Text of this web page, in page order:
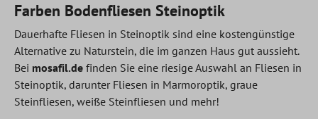
Farben Bodenfliesen Steinoptik
Dauerhafte Fliesen in Steinoptik sind eine kostengünstige
Alternative zu Naturstein, die im ganzen Haus gut aussieht.
Bei mosafil.de finden Sie eine riesige Auswahl an Fliesen in
Steinoptik, darunter Fliesen in Marmoroptik, graue
Steinfliesen, weiße Steinfliesen und mehr!